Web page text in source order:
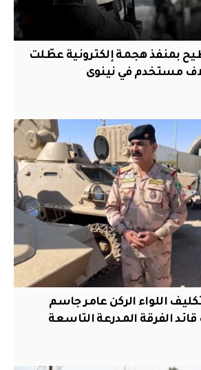
بمنفذ هجمة إلكترونية عطّلت
اللواء الركن عامر جاسم
الفرقة المدرعة التاسعة